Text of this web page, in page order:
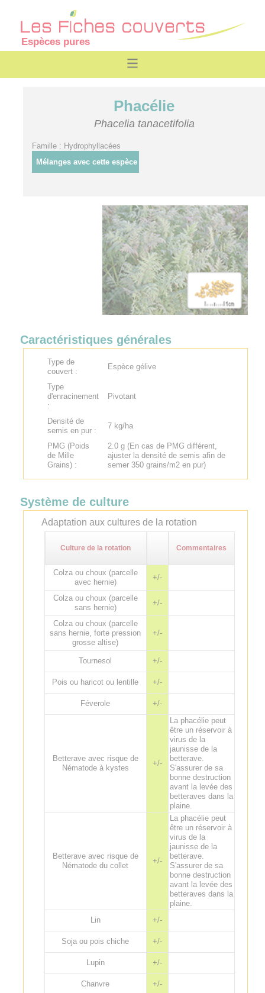
Espèces pures
Phacélie
Phacelia tanacetifolia
Famille : Hydrophyllacées
Caractéristiques générales
Type de
couvert :
Espèce gélive
Type
d'enracinement
:
Pivotant
Densité de
semis en pur :
7 kg/ha
PMG (Poids
de Mille
Grains) :
2.0 g (En cas de PMG différent,
ajuster la densité de semis afin de
semer 350 grains/m2 en pur)
Système de culture
Adaptation aux cultures de la rotation
Culture de la rotation Commentaires
Colza ou choux (parcelle
avec hernie)
+/-
Colza ou choux (parcelle
sans hernie)
+/-
Colza ou choux (parcelle
sans hernie, forte pression
grosse altise)
+/-
Tournesol +/-
Pois ou haricot ou lentille +/-
Féverole +/-
Betterave avec risque de
Nématode à kystes
+/-
La phacélie peut
être un réservoir à
virus de la
jaunisse de la
betterave.
S'assurer de sa
bonne destruction
avant la levée des
betteraves dans la
plaine.
Betterave avec risque de
Nématode du collet
+/-
La phacélie peut
être un réservoir à
virus de la
jaunisse de la
betterave.
S'assurer de sa
bonne destruction
avant la levée des
betteraves dans la
plaine.
Lin
+/-
Soja ou pois chiche +/-
Lupin +/-
Chanvre +/-